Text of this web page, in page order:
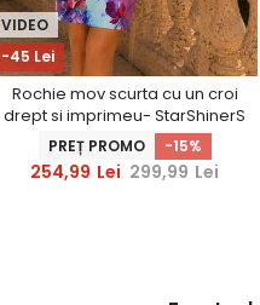
-45 Lei
VIDEO
Rochie mov scurta cu un croi
drept si imprimeu- StarShinerS
PREȚ PROMO -15%
254,99 Lei 299,99 Lei